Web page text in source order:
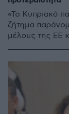
«Το Κυπριακό
ζήτημα
μέλους της ΕΕ